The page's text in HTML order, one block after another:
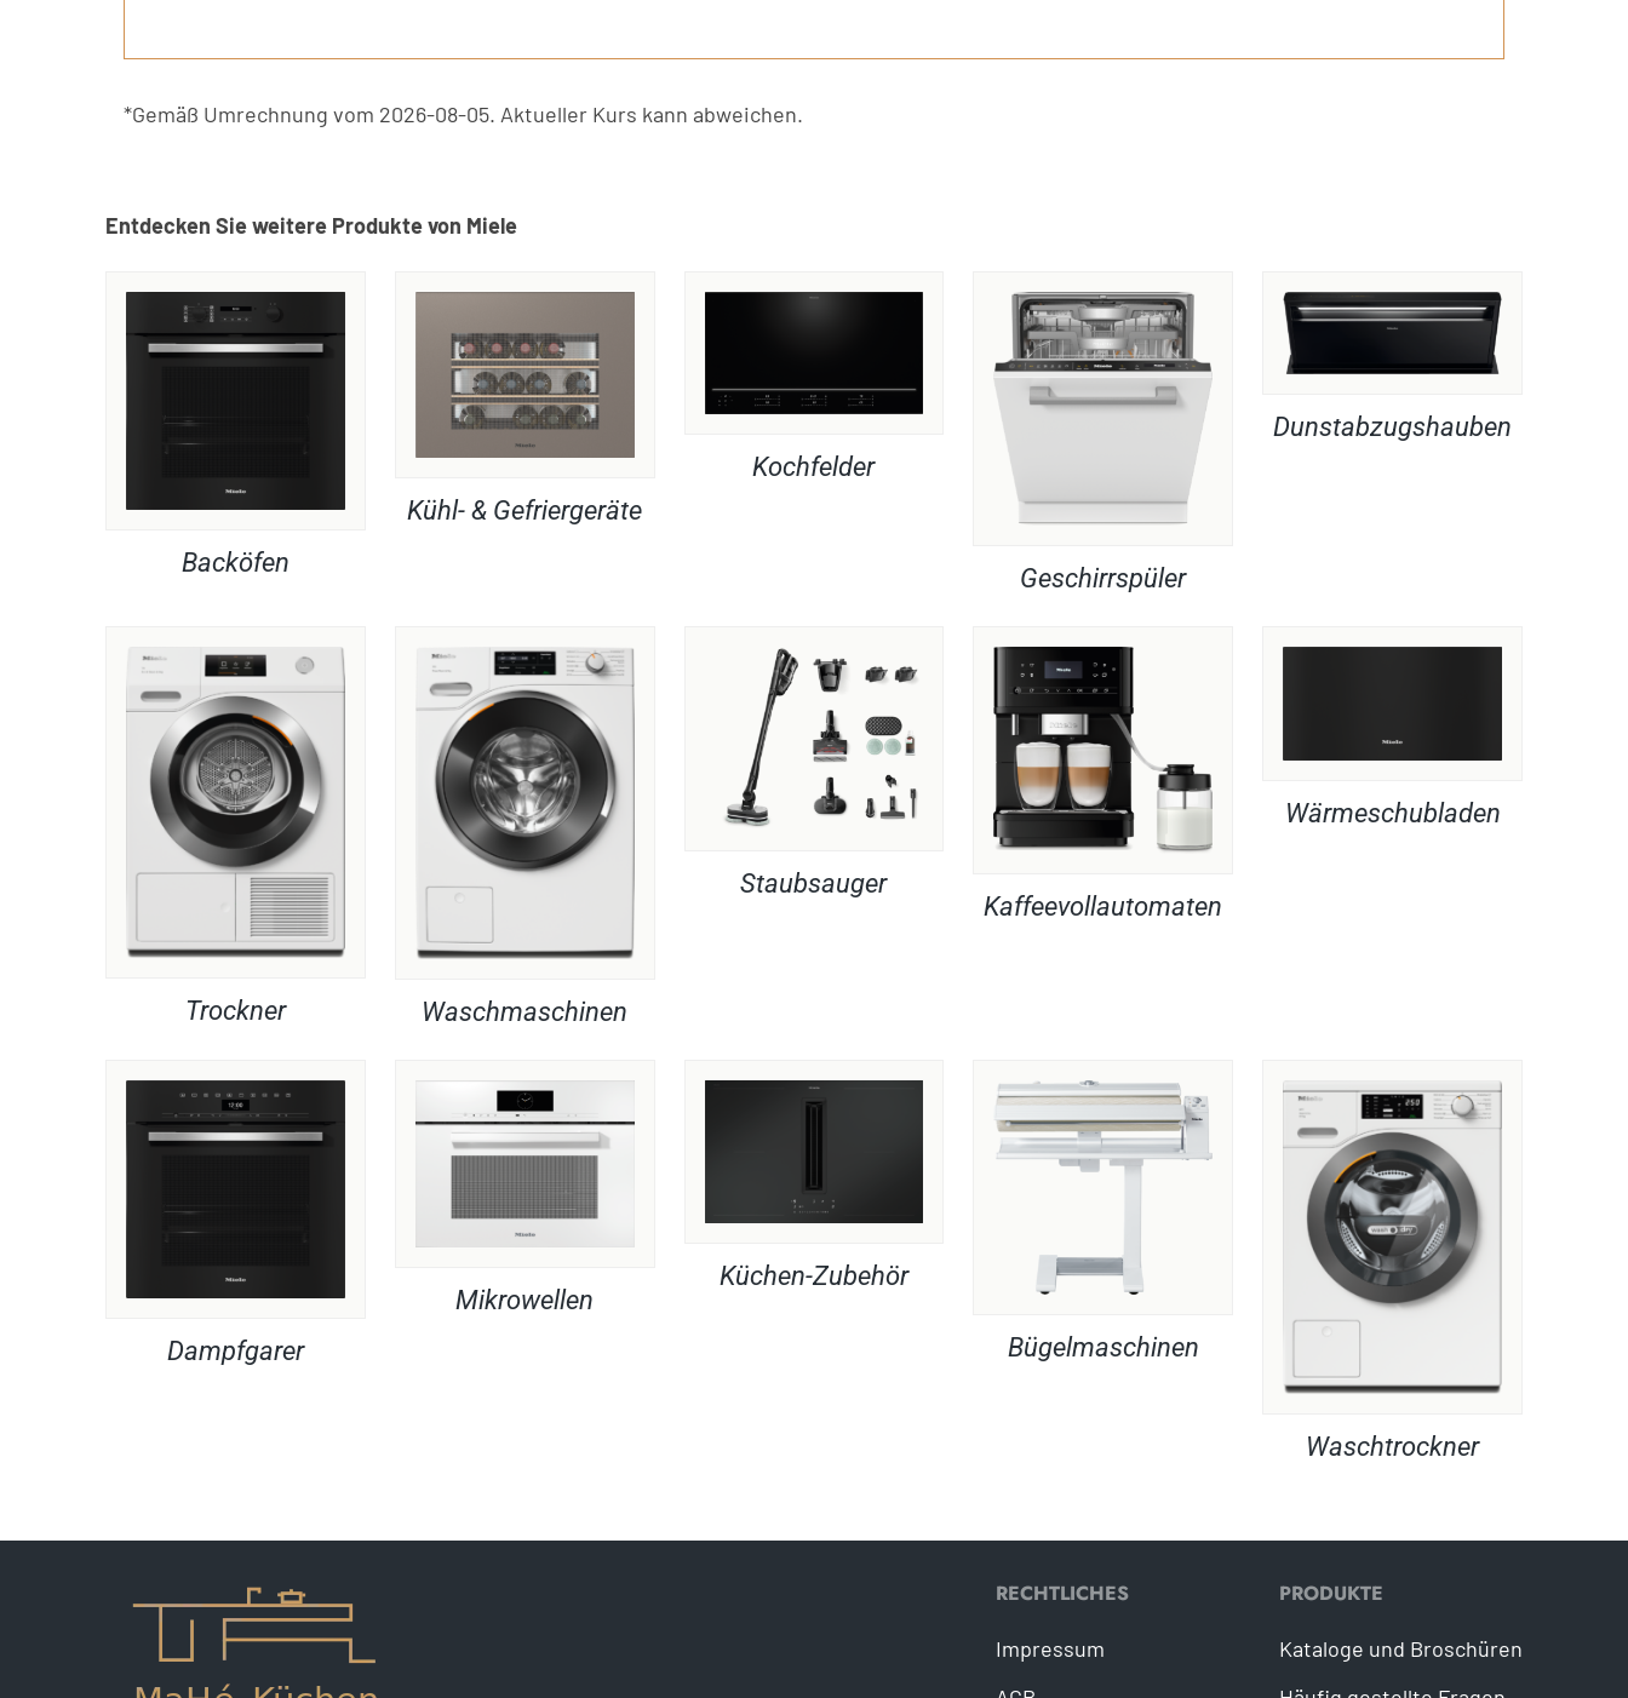
*Gemäß Umrechnung vom 2026-08-05. Aktueller Kurs kann abweichen.
Entdecken Sie weitere Produkte von Miele
Backöfen
Kühl- & Gefriergeräte
Kochfelder
Geschirrspüler
Dunstabzugshauben
Trockner Waschmaschinen
Staubsauger
Kaffeevollautomaten
Wärmeschubladen
Dampfgarer
Mikrowellen
Küchen-Zubehör
Bügelmaschinen
Waschtrockner
RECHTLICHES
Impressum
PRODUKTE
Kataloge und Broschüren